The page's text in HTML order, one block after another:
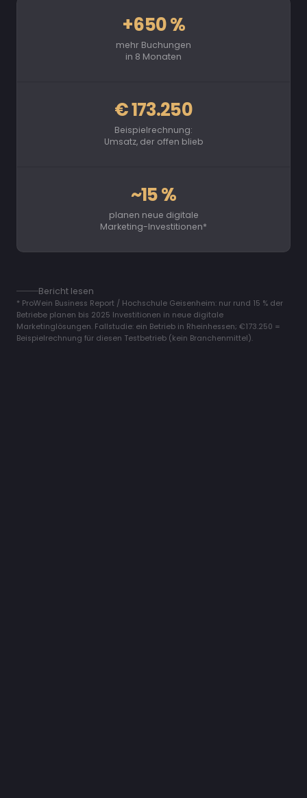
+650 %
mehr Buchungen
in 8 Monaten
€ 173.250
Beispielrechnung:
Umsatz, der offen blieb
~15 %
planen neue digitale
Marketing-Investitionen*
Bericht lesen
* ProWein Business Report / Hochschule Geisenheim: nur rund 15 % der
Betriebe planen bis 2025 Investitionen in neue digitale
Marketinglösungen. Fallstudie: ein Betrieb in Rheinhessen; €173.250 =
Beispielrechnung für diesen Testbetrieb (kein Branchenmittel).